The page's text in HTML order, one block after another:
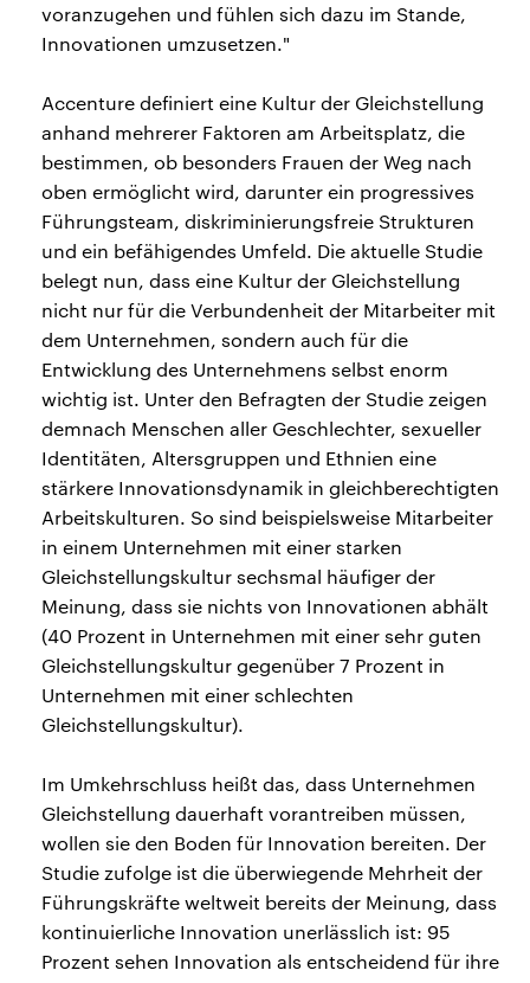
voranzugehen und fühlen sich dazu im Stande,
Innovationen umzusetzen."
Accenture definiert eine Kultur der Gleichstellung
anhand mehrerer Faktoren am Arbeitsplatz, die
bestimmen, ob besonders Frauen der Weg nach
oben ermöglicht wird, darunter ein progressives
Führungsteam, diskriminierungsfreie Strukturen
und ein befähigendes Umfeld. Die aktuelle Studie
belegt nun, dass eine Kultur der Gleichstellung
nicht nur für die Verbundenheit der Mitarbeiter mit
dem Unternehmen, sondern auch für die
Entwicklung des Unternehmens selbst enorm
wichtig ist. Unter den Befragten der Studie zeigen
demnach Menschen aller Geschlechter, sexueller
Identitäten, Altersgruppen und Ethnien eine
stärkere Innovationsdynamik in gleichberechtigten
Arbeitskulturen. So sind beispielsweise Mitarbeiter
in einem Unternehmen mit einer starken
Gleichstellungskultur sechsmal häufiger der
Meinung, dass sie nichts von Innovationen abhält
(40 Prozent in Unternehmen mit einer sehr guten
Gleichstellungskultur gegenüber 7 Prozent in
Unternehmen mit einer schlechten
Gleichstellungskultur).
Im Umkehrschluss heißt das, dass Unternehmen
Gleichstellung dauerhaft vorantreiben müssen,
wollen sie den Boden für Innovation bereiten. Der
Studie zufolge ist die überwiegende Mehrheit der
Führungskräfte weltweit bereits der Meinung, dass
kontinuierliche Innovation unerlässlich ist: 95
Prozent sehen Innovation als entscheidend für ihre